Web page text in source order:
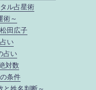
ル占星術
術～
田広子
い
占い
対数
条件
と姓名判断～